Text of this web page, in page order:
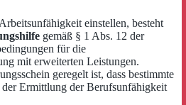
einstellen, besteht
gemäß § 1 Abs. 12 der
für die
mit erweiterten Leistungen.
geregelt ist, dass bestimmte
Ermittlung der Berufsunfähigkeit